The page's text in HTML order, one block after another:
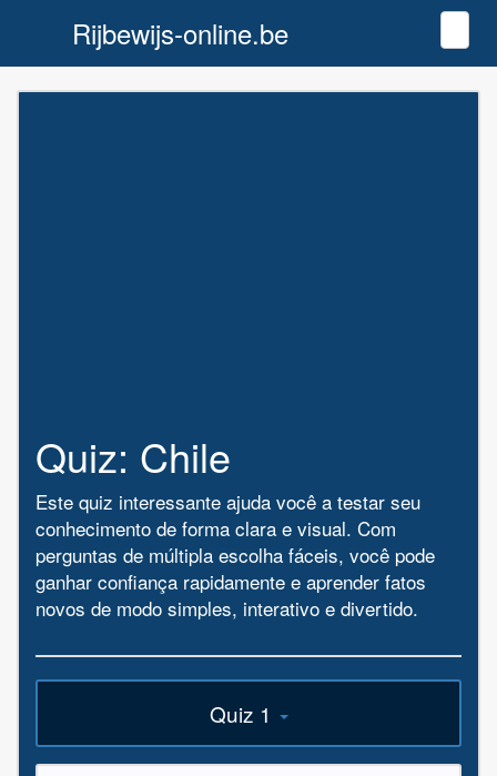
Rijbewijs-online.be
Quiz: Chile
Este quiz interessante ajuda você a testar seu
conhecimento de forma clara e visual. Com
perguntas de múltipla escolha fáceis, você pode
ganhar confiança rapidamente e aprender fatos
novos de modo simples, interativo e divertido.
Quiz 1